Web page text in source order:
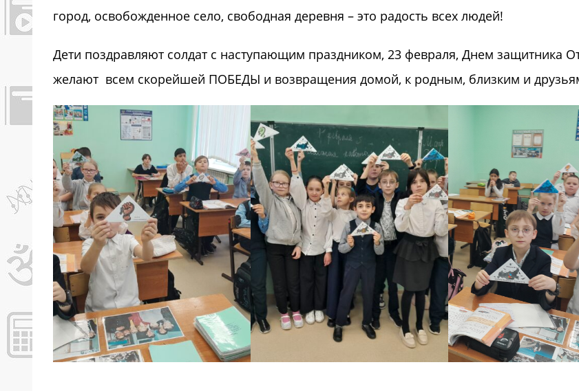
город, освобожденное село, свободная деревня – это радость всех людей!
Дети поздравляют солдат с наступающим праздником, 23 февраля, Днем защитника
желают всем скорейшей ПОБЕДЫ и возвращения домой, к родным, близким и